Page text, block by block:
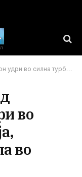
стјуардеса излетала во таванот
во
во